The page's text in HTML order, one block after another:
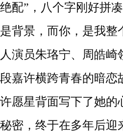
绝配”，八个字刚好拼
是背景，而你，是我整
人演员朱珞宁、周皓
段嘉许横跨青春的暗恋
许愿星背面写下了她的
秘密，终于在多年后迎